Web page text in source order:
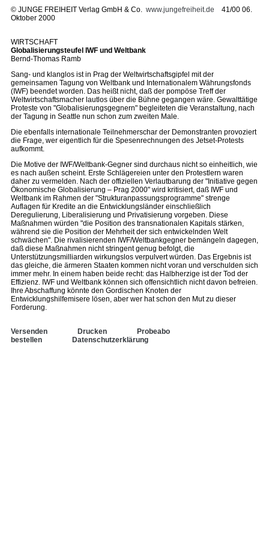
© JUNGE FREIHEIT Verlag GmbH & Co. www.jungefreiheit.de 41/00 06.
Oktober 2000
WIRTSCHAFT
Globalisierungsteufel IWF und Weltbank
Bernd-Thomas Ramb
Sang- und klanglos ist in Prag der Weltwirtschaftsgipfel mit der
gemeinsamen Tagung von Weltbank und Internationalem Währungsfonds
(IWF) beendet worden. Das heißt nicht, daß der pompöse Treff der
Weltwirtschaftsmacher lautlos über die Bühne gegangen wäre. Gewalttätige
Proteste von "Globalisierungsgegnern" begleiteten die Veranstaltung, nach
der Tagung in Seattle nun schon zum zweiten Male.
Die ebenfalls internationale Teilnehmerschar der Demonstranten provoziert
die Frage, wer eigentlich für die Spesenrechnungen des Jetset-Protests
aufkommt.
Die Motive der IWF/Weltbank-Gegner sind durchaus nicht so einheitlich, wie
es nach außen scheint. Erste Schlägereien unter den Protestlern waren
daher zu vermelden. Nach der offiziellen Verlautbarung der "Initiative gegen
Ökonomische Globalisierung – Prag 2000" wird kritisiert, daß IWF und
Weltbank im Rahmen der "Strukturanpassungsprogramme" strenge
Auflagen für Kredite an die Entwicklungsländer einschließlich
Deregulierung, Liberalisierung und Privatisierung vorgeben. Diese
Maßnahmen würden "die Position des transnationalen Kapitals stärken,
während sie die Position der Mehrheit der sich entwickelnden Welt
schwächen". Die rivalisierenden IWF/Weltbankgegner bemängeln dagegen,
daß diese Maßnahmen nicht stringent genug befolgt, die
Unterstützungsmilliarden wirkungslos verpulvert würden. Das Ergebnis ist
das gleiche, die ärmeren Staaten kommen nicht voran und verschulden sich
immer mehr. In einem haben beide recht: das Halbherzige ist der Tod der
Effizienz. IWF und Weltbank können sich offensichtlich nicht davon befreien.
Ihre Abschaffung könnte den Gordischen Knoten der
Entwicklungshilfemisere lösen, aber wer hat schon den Mut zu dieser
Forderung.
Versenden Drucken
Probeabo
bestellen
Datenschutzerklärung